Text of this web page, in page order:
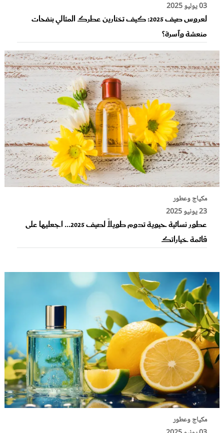
03 يوليو 2025
لعروس صيف 2025: كيف تختارين عطرك المثالي بنفحات
منعشة وآسرة؟
مكياج وعطور
23 يونيو 2025
عطور نسائية حيوية تدوم طويلاً لصيف 2025... اجعليها على
قائمة خياراتك
مكياج وعطور